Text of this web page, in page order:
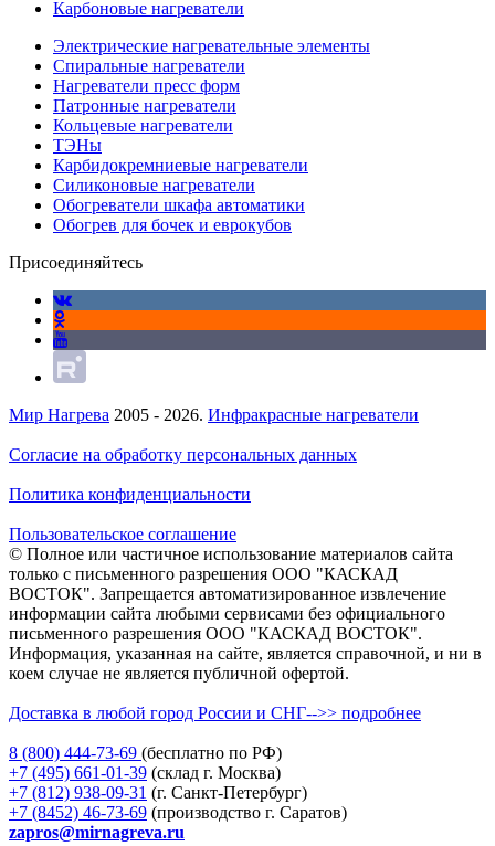
Карбоновые нагреватели
Электрические нагревательные элементы
Спиральные нагреватели
Нагреватели пресс форм
Патронные нагреватели
Кольцевые нагреватели
ТЭНы
Карбидокремниевые нагреватели
Силиконовые нагреватели
Обогреватели шкафа автоматики
Обогрев для бочек и еврокубов
Присоединяйтесь
Мир Нагрева 2005 - 2026. Инфракрасные нагреватели
Согласие на обработку персональных данных
Политика конфиденциальности
Пользовательское соглашение
© Полное или частичное использование материалов сайта
только с письменного разрешения ООО "КАСКАД
ВОСТОК". Запрещается автоматизированное извлечение
информации сайта любыми сервисами без официального
письменного разрешения ООО "КАСКАД ВОСТОК".
Информация, указанная на сайте, является справочной, и ни в
коем случае не является публичной офертой.
Доставка в любой город России и СНГ-->> подробнее
8 (800) 444-73-69 (бесплатно по РФ)
+7 (495) 661-01-39 (склад г. Москва)
+7 (812) 938-09-31 (г. Санкт-Петербург)
+7 (8452) 46-73-69 (производство г. Саратов)
zapros@mirnagreva.ru